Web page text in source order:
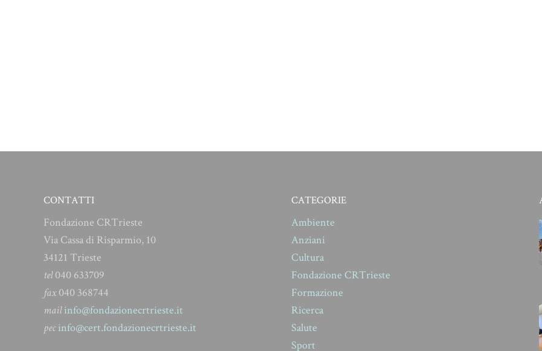
CONTATTI
Fondazione CRTrieste
Via Cassa di Risparmio, 10
34121 Trieste
tel040 633709
fax040 368744
mail info@fondazionecrtrieste.it
pec info@cert.fondazionecrtrieste.it
CATEGORIE
Ambiente
Anziani
Cultura
Fondazione CRTrieste
Formazione
Ricerca
Salute
Sport